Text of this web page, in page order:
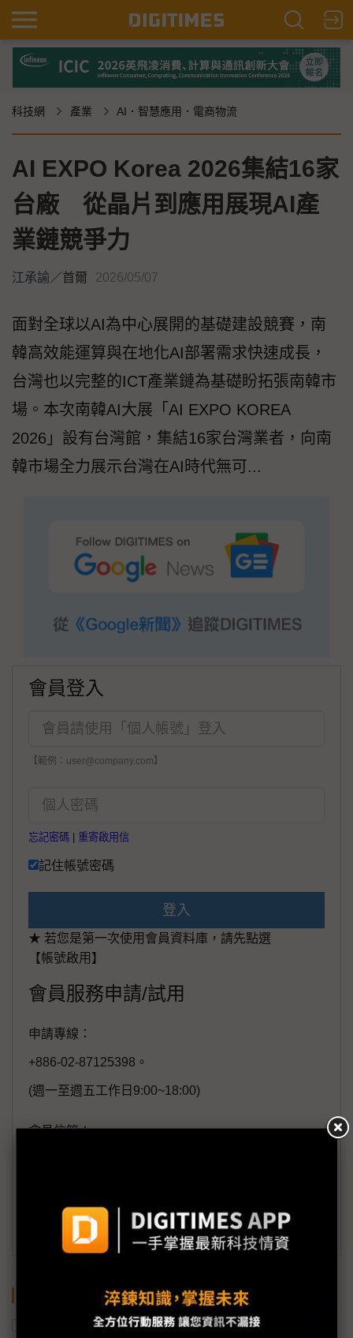
科技網 產業 AI．智慧應用．電商物流
AI EXPO Korea 2026集結16家
台廠 從晶片到應用展現AI產
業鏈競爭力
江承諭／首爾 2026/05/07
面對全球以AI為中心展開的基礎建設競賽，南
韓高效能運算與在地化AI部署需求快速成長，
台灣也以完整的ICT產業鏈為基礎盼拓張南韓市
場。本次南韓AI大展「AI EXPO KOREA
2026」設有台灣館，集結16家台灣業者，向南
韓市場全力展示台灣在AI時代無可...
會員登入
【範例：user@company.com】
忘記密碼 重寄啟用信
記住帳號密碼
登入
★ 若您是第一次使用會員資料庫，請先點選
【帳號啟用】
會員服務申請/試用
申請專線：
+886-02-87125398。
(週一至週五工作日9:00~18:00)
會員信箱：
訂閱DIGITIMES 行動版
首爾 南韓 AI AI EXPO